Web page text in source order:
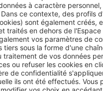
à une demande
je note qu’on
disposant pas de balcon,
s’est considérablement
biens étant rares,on
qu’à Rennes, nous
la demande tend